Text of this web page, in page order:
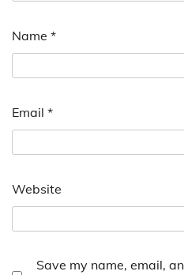
Name *
Email *
Website
Save my name, email,